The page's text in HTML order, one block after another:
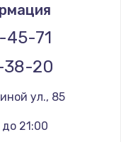
45-71
38-20
ул., 85
21:00